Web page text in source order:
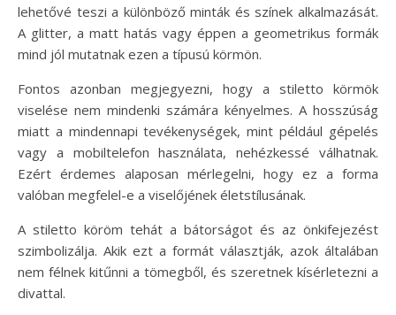
lehetővé teszi a különböző minták és színek alkalmazását.
A glitter, a matt hatás vagy éppen a geometrikus formák
mind jól mutatnak ezen a típusú körmön.
Fontos azonban megjegyezni, hogy a stiletto körmök
viselése nem mindenki számára kényelmes. A hosszúság
miatt a mindennapi tevékenységek, mint például gépelés
vagy a mobiltelefon használata, nehézkessé válhatnak.
Ezért érdemes alaposan mérlegelni, hogy ez a forma
valóban megfelel-e a viselőjének életstílusának.
A stiletto köröm tehát a bátorságot és az önkifejezést
szimbolizálja. Akik ezt a formát választják, azok általában
nem félnek kitűnni a tömegből, és szeretnek kísérletezni a
divattal.